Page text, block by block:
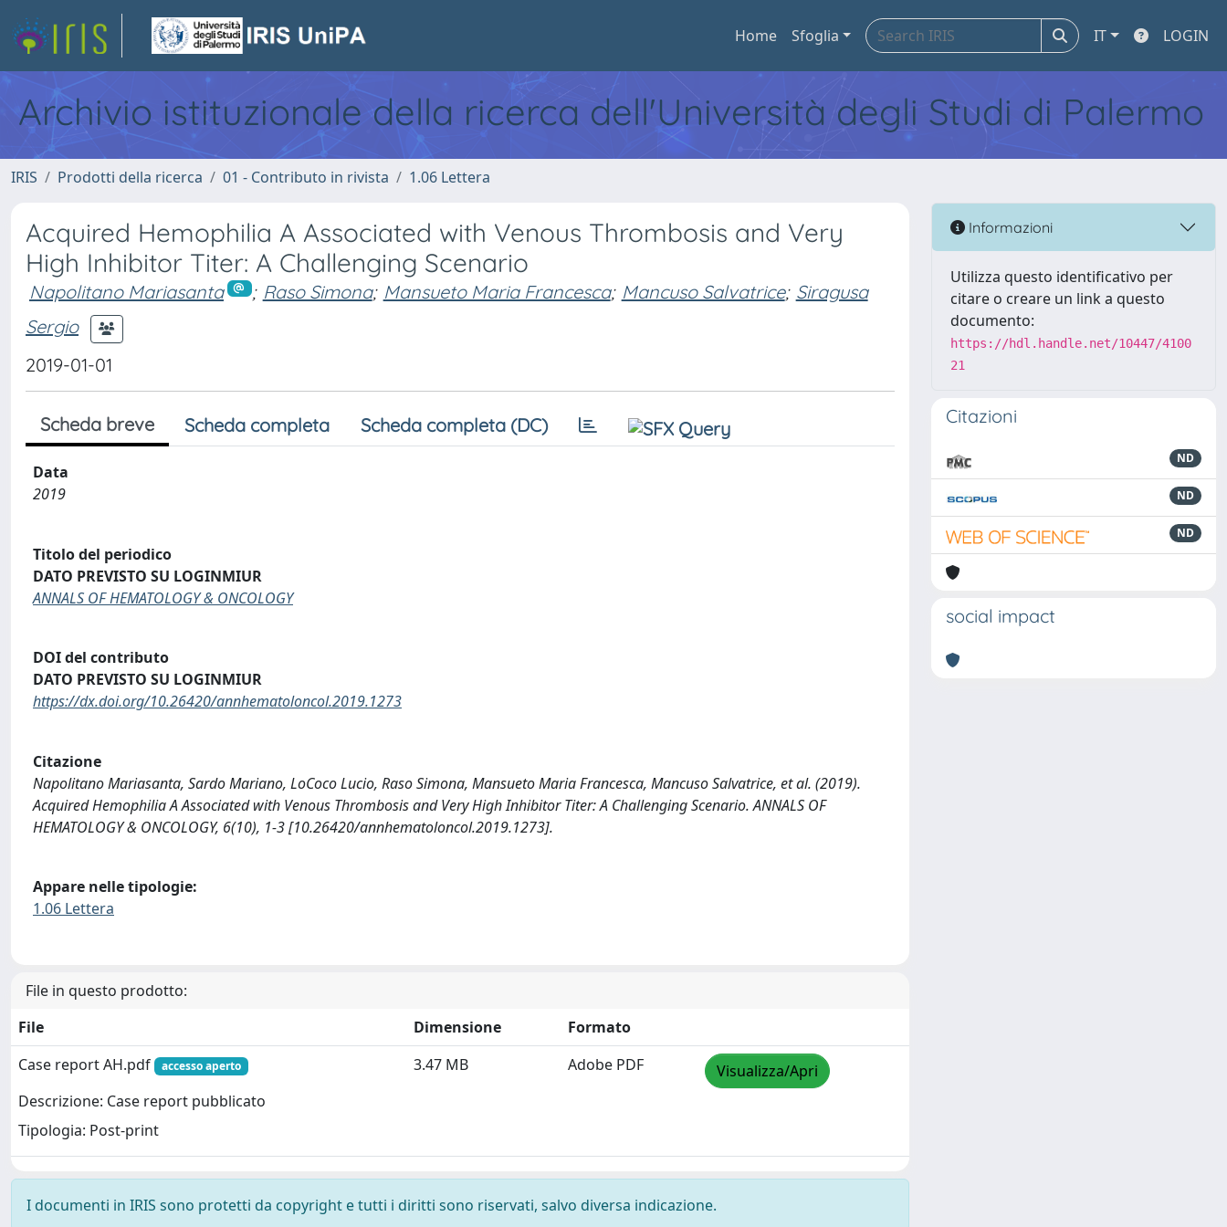
Home Sfoglia IT LOGIN
Archivio istituzionale della ricerca dell'Università degli Studi di Palermo
IRIS Prodotti della ricerca 01 - Contributo in rivista 1.06 Lettera
Acquired Hemophilia A Associated with Venous Thrombosis and Very
High Inhibitor Titer: A Challenging Scenario
Napolitano Mariasanta ; Raso Simona; Mansueto Maria Francesca; Mancuso Salvatrice; Siragusa
Sergio
2019-01-01
Scheda breve Scheda completa Scheda completa (DC)
Data
2019
Titolo del periodico
DATO PREVISTO SU LOGINMIUR
ANNALS OF HEMATOLOGY & ONCOLOGY
DOI del contributo
DATO PREVISTO SU LOGINMIUR
https://dx.doi.org/10.26420/annhematoloncol.2019.1273
Citazione
Napolitano Mariasanta, Sardo Mariano, LoCoco Lucio, Raso Simona, Mansueto Maria Francesca, Mancuso Salvatrice, et al. (2019).
Acquired Hemophilia A Associated with Venous Thrombosis and Very High Inhibitor Titer: A Challenging Scenario. ANNALS OF
HEMATOLOGY & ONCOLOGY, 6(10), 1-3 [10.26420/annhematoloncol.2019.1273].
Appare nelle tipologie:
1.06 Lettera
File in questo prodotto:
File
Dimensione
Formato
Case report AH.pdf
accesso aperto
Descrizione: Case report pubblicato
Tipologia: Post-print
3.47 MB Adobe PDF Visualizza/Apri
I documenti in IRIS sono protetti da copyright e tutti i diritti sono riservati, salvo diversa indicazione.
Informazioni
Utilizza questo identificativo per
citare o creare un link a questo
documento:
https://hdl.handle.net/10447/4100
21
Citazioni
ND
ND
ND
social impact